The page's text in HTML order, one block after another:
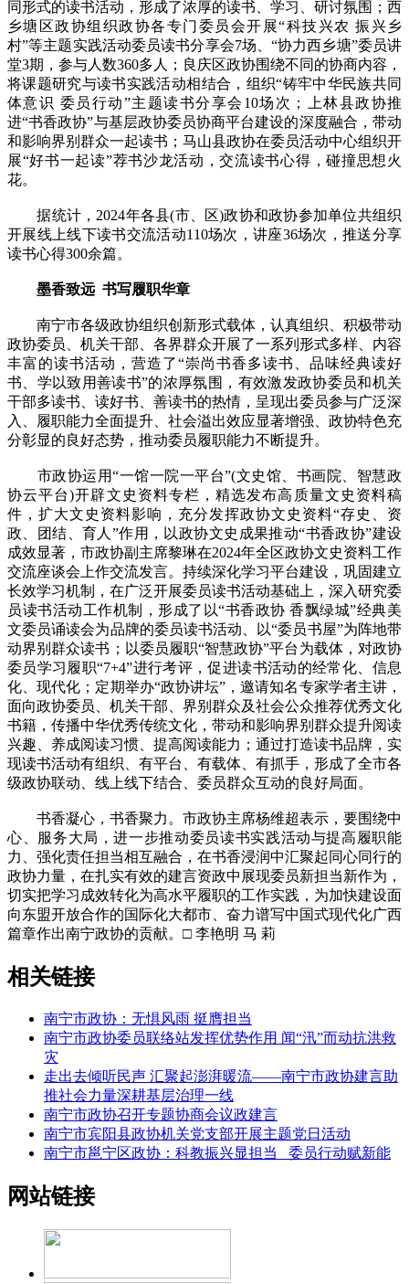
同形式的读书活动，形成了浓厚的读书、学习、研讨氛围；西
乡塘区政协组织政协各专门委员会开展“科技兴农 振兴乡
村”等主题实践活动委员读书分享会7场、“协力西乡塘”委员讲
堂3期，参与人数360多人；良庆区政协围绕不同的协商内容，
将课题研究与读书实践活动相结合，组织“铸牢中华民族共同
体意识 委员行动”主题读书分享会10场次；上林县政协推
进“书香政协”与基层政协委员协商平台建设的深度融合，带动
和影响界别群众一起读书；马山县政协在委员活动中心组织开
展“好书一起读”荐书沙龙活动，交流读书心得，碰撞思想火
花。
据统计，2024年各县(市、区)政协和政协参加单位共组织
开展线上线下读书交流活动110场次，讲座36场次，推送分享
读书心得300余篇。
墨香致远 书写履职华章
南宁市各级政协组织创新形式载体，认真组织、积极带动
政协委员、机关干部、各界群众开展了一系列形式多样、内容
丰富的读书活动，营造了“崇尚书香多读书、品味经典读好
书、学以致用善读书”的浓厚氛围，有效激发政协委员和机关
干部多读书、读好书、善读书的热情，呈现出委员参与广泛深
入、履职能力全面提升、社会溢出效应显著增强、政协特色充
分彰显的良好态势，推动委员履职能力不断提升。
市政协运用“一馆一院一平台”(文史馆、书画院、智慧政
协云平台)开辟文史资料专栏，精选发布高质量文史资料稿
件，扩大文史资料影响，充分发挥政协文史资料“存史、资
政、团结、育人”作用，以政协文史成果推动“书香政协”建设
成效显著，市政协副主席黎琳在2024年全区政协文史资料工作
交流座谈会上作交流发言。持续深化学习平台建设，巩固建立
长效学习机制，在广泛开展委员读书活动基础上，深入研究委
员读书活动工作机制，形成了以“书香政协 香飘绿城”经典美
文委员诵读会为品牌的委员读书活动、以“委员书屋”为阵地带
动界别群众读书；以委员履职“智慧政协”平台为载体，对政协
委员学习履职“7+4”进行考评，促进读书活动的经常化、信息
化、现代化；定期举办“政协讲坛”，邀请知名专家学者主讲，
面向政协委员、机关干部、界别群众及社会公众推荐优秀文化
书籍，传播中华优秀传统文化，带动和影响界别群众提升阅读
兴趣、养成阅读习惯、提高阅读能力；通过打造读书品牌，实
现读书活动有组织、有平台、有载体、有抓手，形成了全市各
级政协联动、线上线下结合、委员群众互动的良好局面。
书香凝心，书香聚力。市政协主席杨维超表示，要围绕中
心、服务大局，进一步推动委员读书实践活动与提高履职能
力、强化责任担当相互融合，在书香浸润中汇聚起同心同行的
政协力量，在扎实有效的建言资政中展现委员新担当新作为，
切实把学习成效转化为高水平履职的工作实践，为加快建设面
向东盟开放合作的国际化大都市、奋力谱写中国式现代化广西
篇章作出南宁政协的贡献。□ 李艳明 马 莉
相关链接
南宁市政协：无惧风雨 挺膺担当
南宁市政协委员联络站发挥优势作用 闻“汛”而动抗洪救
灾
走出去倾听民声 汇聚起澎湃暖流——南宁市政协建言助
推社会力量深耕基层治理一线
南宁市政协召开专题协商会议政建言
南宁市宾阳县政协机关党支部开展主题党日活动
南宁市邕宁区政协：科教振兴显担当 委员行动赋新能
网站链接